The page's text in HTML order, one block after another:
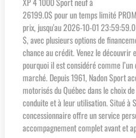
26199.0$ pour un temps limité
prix, jusqu'au 2026-10-01 23:59:59.0
$, avec plusieurs options de
chance au crédit. Venez le découvrir
pourquoi il est considéré comme
marché. Depuis 1961, Nadon Sport
motorisés du Québec dans le choix
conduite et à leur utilisation. Situé à
concessionnaire offre un service
accompagnement complet avant et